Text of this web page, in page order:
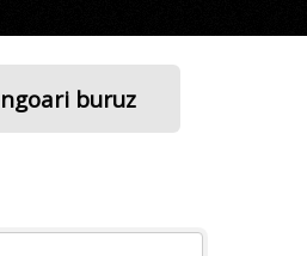
buruz